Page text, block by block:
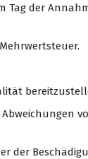
Tag der
der